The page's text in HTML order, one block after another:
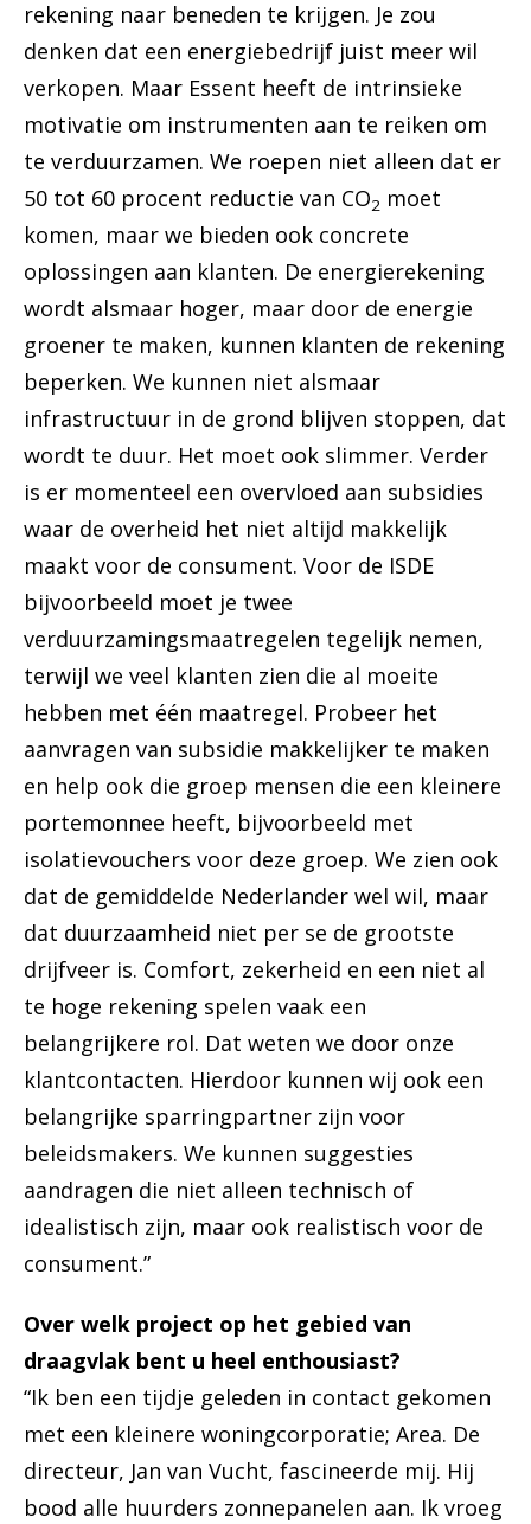
rekening naar beneden te krijgen. Je zou
denken dat een energiebedrijf juist meer wil
verkopen. Maar Essent heeft de intrinsieke
motivatie om instrumenten aan te reiken om
te verduurzamen. We roepen niet alleen dat er
50 tot 60 procent reductie van CO2 moet
komen, maar we bieden ook concrete
oplossingen aan klanten. De energierekening
wordt alsmaar hoger, maar door de energie
groener te maken, kunnen klanten de rekening
beperken. We kunnen niet alsmaar
infrastructuur in de grond blijven stoppen, dat
wordt te duur. Het moet ook slimmer. Verder
is er momenteel een overvloed aan subsidies
waar de overheid het niet altijd makkelijk
maakt voor de consument. Voor de ISDE
bijvoorbeeld moet je twee
verduurzamingsmaatregelen tegelijk nemen,
terwijl we veel klanten zien die al moeite
hebben met één maatregel. Probeer het
aanvragen van subsidie makkelijker te maken
en help ook die groep mensen die een kleinere
portemonnee heeft, bijvoorbeeld met
isolatievouchers voor deze groep. We zien ook
dat de gemiddelde Nederlander wel wil, maar
dat duurzaamheid niet per se de grootste
drijfveer is. Comfort, zekerheid en een niet al
te hoge rekening spelen vaak een
belangrijkere rol. Dat weten we door onze
klantcontacten. Hierdoor kunnen wij ook een
belangrijke sparringpartner zijn voor
beleidsmakers. We kunnen suggesties
aandragen die niet alleen technisch of
idealistisch zijn, maar ook realistisch voor de
consument.”
Over welk project op het gebied van
draagvlak bent u heel enthousiast?
“Ik ben een tijdje geleden in contact gekomen
met een kleinere woningcorporatie; Area. De
directeur, Jan van Vucht, fascineerde mij. Hij
bood alle huurders zonnepanelen aan. Ik vroeg